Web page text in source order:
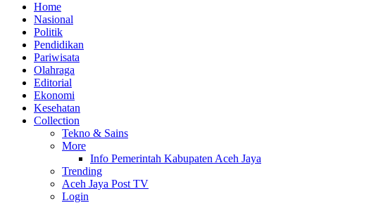
Home
Nasional
Politik
Pendidikan
Pariwisata
Olahraga
Editorial
Ekonomi
Kesehatan
Collection
Tekno & Sains
More
Info Pemerintah Kabupaten Aceh Jaya
Trending
Aceh Jaya Post TV
Login